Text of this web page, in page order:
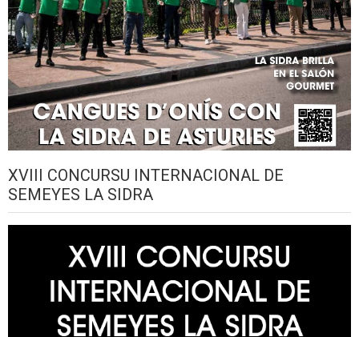
XVIII CONCURSU INTERNACIONAL DE
SEMEYES LA SIDRA